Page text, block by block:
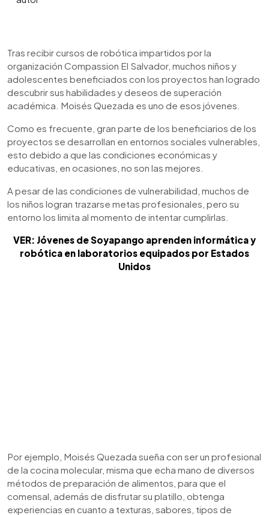
Escuchar artículo
Tras recibir cursos de robótica impartidos por la
organización Compassion El Salvador, muchos niños y
adolescentes beneficiados con los proyectos han logrado
descubrir sus habilidades y deseos de superación
académica. Moisés Quezada es uno de esos jóvenes.
Como es frecuente, gran parte de los beneficiarios de los
proyectos se desarrollan en entornos sociales vulnerables,
esto debido a que las condiciones económicas y
educativas, en ocasiones, no son las mejores.
A pesar de las condiciones de vulnerabilidad, muchos de
los niños logran trazarse metas profesionales, pero su
entorno los limita al momento de intentar cumplirlas.
VER: Jóvenes de Soyapango aprenden informática y
robótica en laboratorios equipados por Estados
Unidos
Por ejemplo, Moisés Quezada sueña con ser un profesional
de la cocina molecular, misma que echa mano de diversos
métodos de preparación de alimentos, para que el
comensal, además de disfrutar su platillo, obtenga
experiencias en cuanto a texturas, sabores, tipos de